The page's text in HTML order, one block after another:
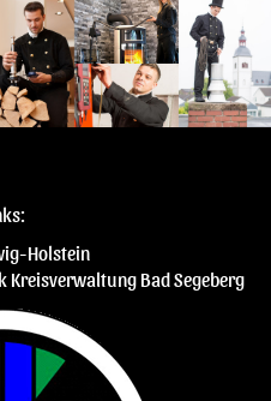
Holstein
Kreisverwaltung Bad Segeberg